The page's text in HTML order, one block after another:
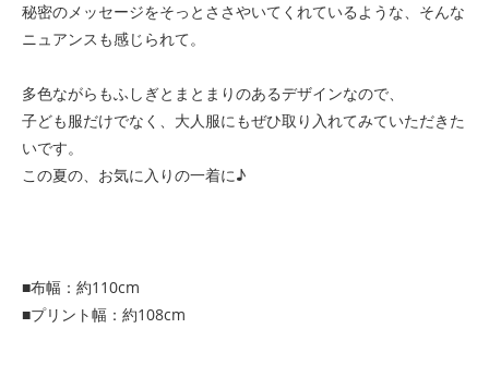
秘密のメッセージをそっとささやいてくれているような、そんな
ニュアンスも感じられて。
多色ながらもふしぎとまとまりのあるデザインなので、
子ども服だけでなく、大人服にもぜひ取り入れてみていただきた
いです。
この夏の、お気に入りの一着に♪
■布幅：約110cm
■プリント幅：約108cm